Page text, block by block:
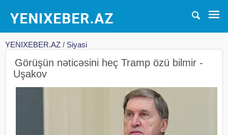
YENIXEBER.AZ / Siyasi
Görüşün nəticəsini heç Tramp özü bilmir -
Uşakov